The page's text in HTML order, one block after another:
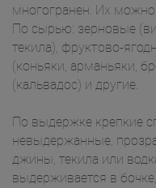
многогранен. Их можно
По сырью: зерновые
текила), фруктово-
(коньяки, арманьяки,
(кальвадос) и другие.
По выдержке крепкие
невыдержанные,
джины, текила или
выдерживается в